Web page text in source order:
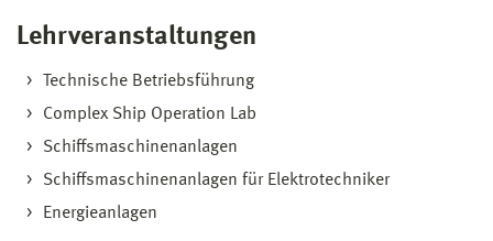
Lehrveranstaltungen
Technische Betriebsführung
Complex Ship Operation Lab
Schiffsmaschinenanlagen
Schiffsmaschinenanlagen für Elektrotechniker
Energieanlagen